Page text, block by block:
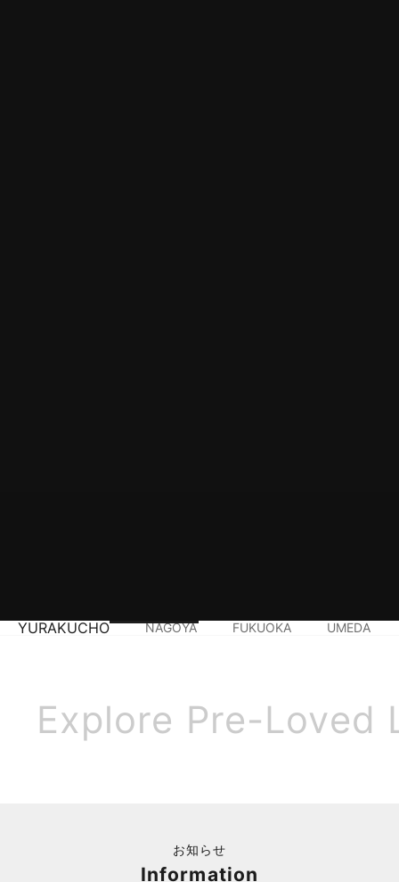
YURAKUCHO NAGOYA FUKUOKA UMEDA
Explore Pre-Loved
お知らせ
Information